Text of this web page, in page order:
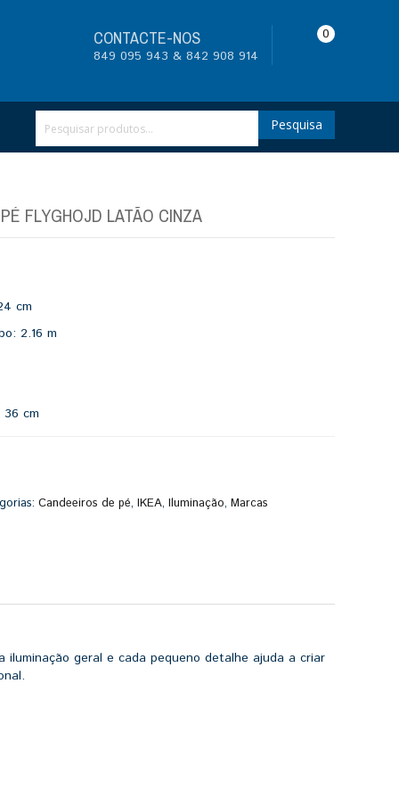
CONTACTE-NOS
849 095 943 & 842 908 914
0
Pesquisa
FLYGHOJD LATÃO CINZA
cm
2.16 m
36 cm
Candeeiros de pé,IKEA,Iluminação,Marcas
iluminação geral e cada pequeno detalhe ajuda a criar